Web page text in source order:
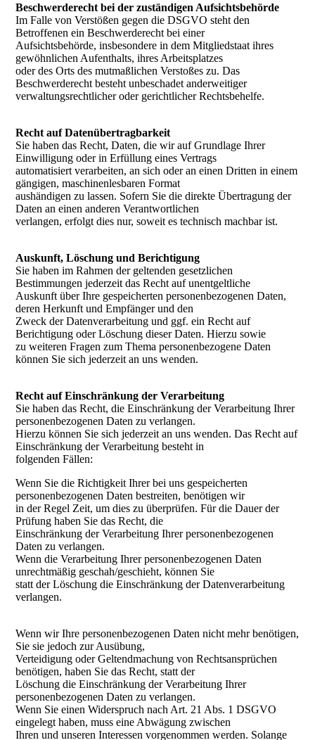
Beschwerderecht bei der zuständigen Aufsichtsbehörde
Im Falle von Verstößen gegen die DSGVO steht den
Betroffenen ein Beschwerderecht bei einer
Aufsichtsbehörde, insbesondere in dem Mitgliedstaat ihres
gewöhnlichen Aufenthalts, ihres Arbeitsplatzes
oder des Orts des mutmaßlichen Verstoßes zu. Das
Beschwerderecht besteht unbeschadet anderweitiger
verwaltungsrechtlicher oder gerichtlicher Rechtsbehelfe.
Recht auf Datenübertragbarkeit
Sie haben das Recht, Daten, die wir auf Grundlage Ihrer
Einwilligung oder in Erfüllung eines Vertrags
automatisiert verarbeiten, an sich oder an einen Dritten in einem
gängigen, maschinenlesbaren Format
aushändigen zu lassen. Sofern Sie die direkte Übertragung der
Daten an einen anderen Verantwortlichen
verlangen, erfolgt dies nur, soweit es technisch machbar ist.
Auskunft, Löschung und Berichtigung
Sie haben im Rahmen der geltenden gesetzlichen
Bestimmungen jederzeit das Recht auf unentgeltliche
Auskunft über Ihre gespeicherten personenbezogenen Daten,
deren Herkunft und Empfänger und den
Zweck der Datenverarbeitung und ggf. ein Recht auf
Berichtigung oder Löschung dieser Daten. Hierzu sowie
zu weiteren Fragen zum Thema personenbezogene Daten
können Sie sich jederzeit an uns wenden.
Recht auf Einschränkung der Verarbeitung
Sie haben das Recht, die Einschränkung der Verarbeitung Ihrer
personenbezogenen Daten zu verlangen.
Hierzu können Sie sich jederzeit an uns wenden. Das Recht auf
Einschränkung der Verarbeitung besteht in
folgenden Fällen:
Wenn Sie die Richtigkeit Ihrer bei uns gespeicherten
personenbezogenen Daten bestreiten, benötigen wir
in der Regel Zeit, um dies zu überprüfen. Für die Dauer der
Prüfung haben Sie das Recht, die
Einschränkung der Verarbeitung Ihrer personenbezogenen
Daten zu verlangen.
Wenn die Verarbeitung Ihrer personenbezogenen Daten
unrechtmäßig geschah/geschieht, können Sie
statt der Löschung die Einschränkung der Datenverarbeitung
verlangen.
Wenn wir Ihre personenbezogenen Daten nicht mehr benötigen,
Sie sie jedoch zur Ausübung,
Verteidigung oder Geltendmachung von Rechtsansprüchen
benötigen, haben Sie das Recht, statt der
Löschung die Einschränkung der Verarbeitung Ihrer
personenbezogenen Daten zu verlangen.
Wenn Sie einen Widerspruch nach Art. 21 Abs. 1 DSGVO
eingelegt haben, muss eine Abwägung zwischen
Ihren und unseren Interessen vorgenommen werden. Solange